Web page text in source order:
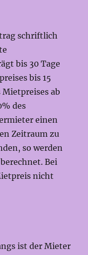
schriftlich
bis 30 Tage
bis 15
ab
des
einen
Zeitraum zu
so werden
Bei
nicht
ist der Mieter